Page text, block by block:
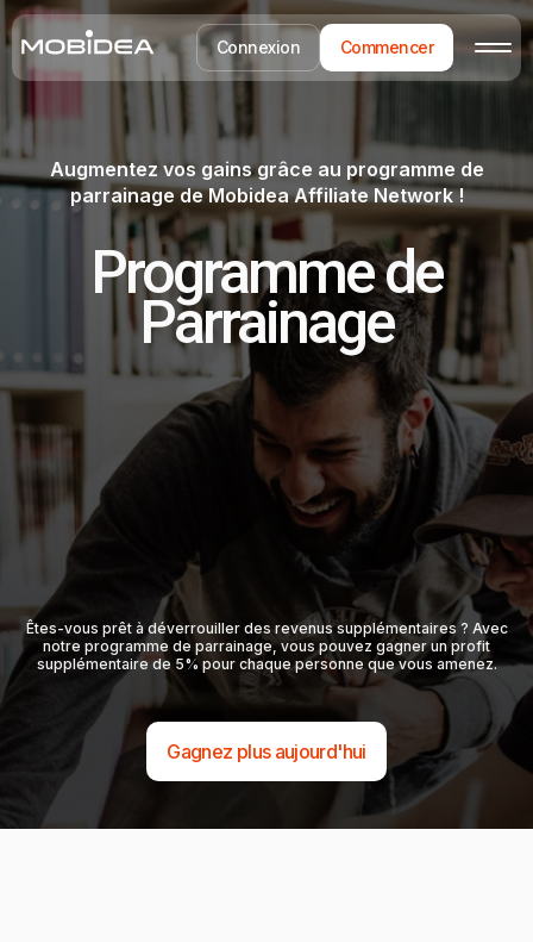
Connexion Commencer
Augmentez vos gains grâce au programme de
parrainage de Mobidea Affiliate Network !
Programme de
Parrainage
Êtes-vous prêt à déverrouiller des revenus supplémentaires ? Avec
notre programme de parrainage, vous pouvez gagner un profit
supplémentaire de 5% pour chaque personne que vous amenez.
Gagnez plus aujourd'hui